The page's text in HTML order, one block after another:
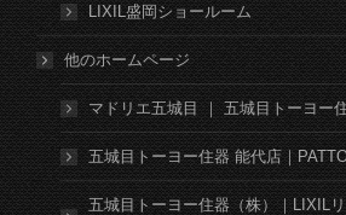
LIXIL盛岡ショールーム
他のホームページ
マドリエ五城目 ｜ 五城目トーヨー
五城目トーヨー住器 能代店｜
五城目トーヨー住器（株）｜LIXIL